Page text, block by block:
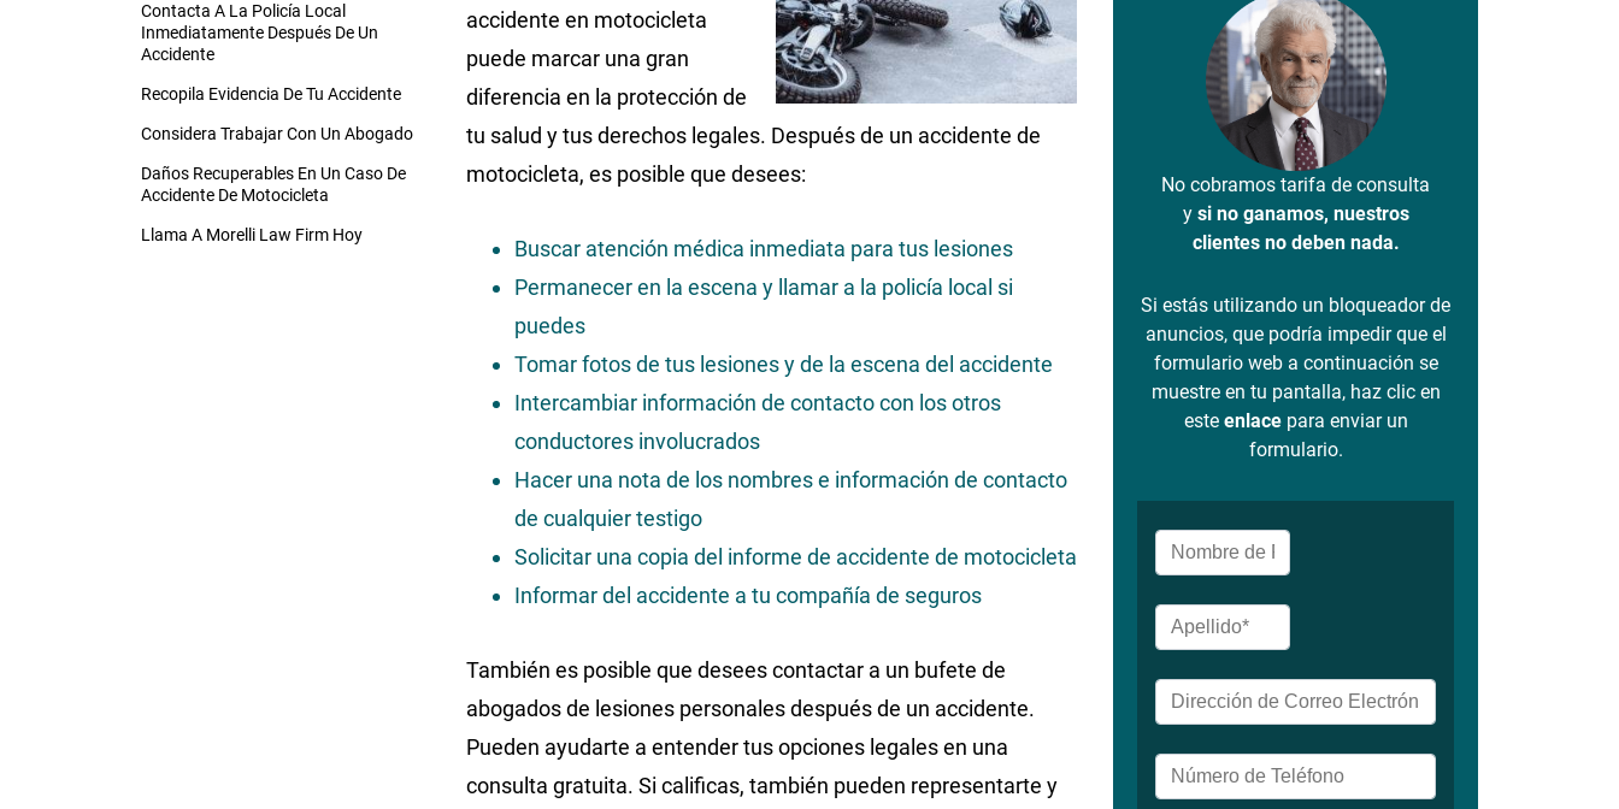
Contacta A La Policía Local
Inmediatamente Después De Un
Accidente
Recopila Evidencia De Tu Accidente
Considera Trabajar Con Un Abogado
Daños Recuperables En Un Caso De
Accidente De Motocicleta
Llama A Morelli Law Firm Hoy
accidente en motocicleta
puede marcar una gran
diferencia en la protección de
tu salud y tus derechos legales. Después de un accidente de
motocicleta, es posible que desees:
Buscar atención médica inmediata para tus lesiones
Permanecer en la escena y llamar a la policía local si
puedes
Tomar fotos de tus lesiones y de la escena del accidente
Intercambiar información de contacto con los otros
conductores involucrados
Hacer una nota de los nombres e información de contacto
de cualquier testigo
Solicitar una copia del informe de accidente de motocicleta
Informar del accidente a tu compañía de seguros
También es posible que desees contactar a un bufete de
abogados de lesiones personales después de un accidente.
Pueden ayudarte a entender tus opciones legales en una
consulta gratuita. Si calificas, también pueden representarte y
No cobramos tarifa de consulta
y si no ganamos, nuestros
clientes no deben nada.
Si estás utilizando un bloqueador de
anuncios, que podría impedir que el
formulario web a continuación se
muestre en tu pantalla, haz clic en
este enlacepara enviar un
formulario.